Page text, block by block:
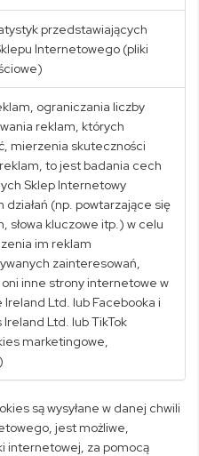
przedstawiających
Internetowego (pliki
ograniczania liczby
reklam, których
mierzenia skuteczności
to jest badania cech
Sklep Internetowy
(np. powtarzające się
słowa kluczowe itp.) w celu
im reklam
zainteresowań,
inne strony internetowe w
Ltd. lub Facebooka i
Ltd. lub TikTok
marketingowe,
są wysyłane w danej chwili
jest możliwe,
internetowej, za pomocą